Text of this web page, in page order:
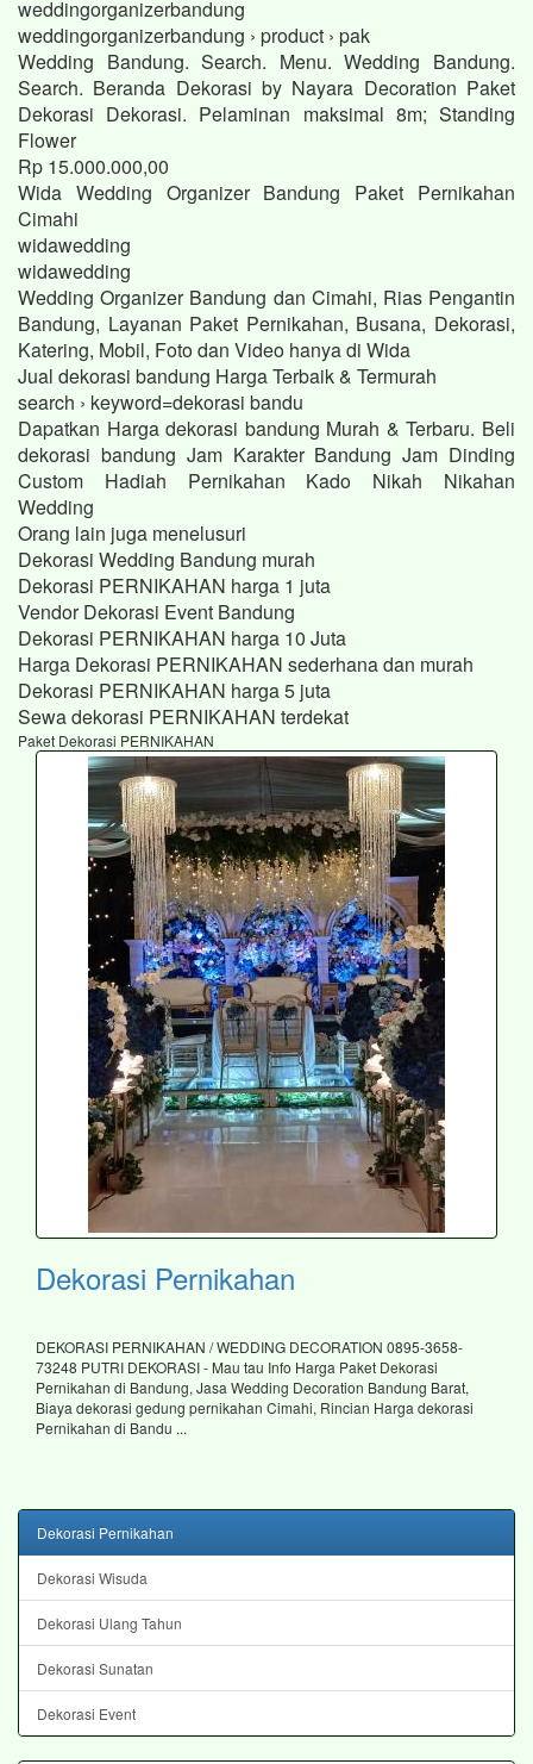
weddingorganizerbandung
weddingorganizerbandung › product › pak
Wedding Bandung. Search. Menu. Wedding Bandung.
Search. Beranda Dekorasi by Nayara Decoration Paket
Dekorasi Dekorasi. Pelaminan maksimal 8m; Standing
Flower
Rp 15.000.000,00
Wida Wedding Organizer Bandung Paket Pernikahan
Cimahi
widawedding
widawedding
Wedding Organizer Bandung dan Cimahi, Rias Pengantin
Bandung, Layanan Paket Pernikahan, Busana, Dekorasi,
Katering, Mobil, Foto dan Video hanya di Wida
Jual dekorasi bandung Harga Terbaik & Termurah
search › keyword=dekorasi bandu
Dapatkan Harga dekorasi bandung Murah & Terbaru. Beli
dekorasi bandung Jam Karakter Bandung Jam Dinding
Custom Hadiah Pernikahan Kado Nikah Nikahan
Wedding
Orang lain juga menelusuri
Dekorasi Wedding Bandung murah
Dekorasi PERNIKAHAN harga 1 juta
Vendor Dekorasi Event Bandung
Dekorasi PERNIKAHAN harga 10 Juta
Harga Dekorasi PERNIKAHAN sederhana dan murah
Dekorasi PERNIKAHAN harga 5 juta
Sewa dekorasi PERNIKAHAN terdekat
Paket Dekorasi PERNIKAHAN
Dekorasi Pernikahan
DEKORASI PERNIKAHAN / WEDDING DECORATION 0895-3658-
73248 PUTRI DEKORASI - Mau tau Info Harga Paket Dekorasi
Pernikahan di Bandung, Jasa Wedding Decoration Bandung Barat,
Biaya dekorasi gedung pernikahan Cimahi, Rincian Harga dekorasi
Pernikahan di Bandu ...
Dekorasi Pernikahan
Dekorasi Wisuda
Dekorasi Ulang Tahun
Dekorasi Sunatan
Dekorasi Event